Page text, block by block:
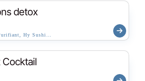
detox
Hy Sushi…
Cocktail